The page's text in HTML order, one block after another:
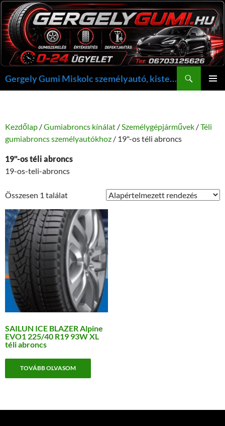
Kilépés
a
tartalomba
Gergely Gumi Miskolc személyautó, kisteherautó gumi szerelés javítás +36703125626 NON-STOP ügyelet, gergelygumi@gergelygumi.hu
Kezdőlap /Gumiabroncs kínálat /Személygépjárművek /Téli
gumiabroncs személyautókhoz / 19"-os téli abroncs
19"-os téli abroncs
19-os-teli-abroncs
Összesen 1 találat
SAILUN ICE BLAZER Alpine
EVO1 225/40 R19 93W XL
téli abroncs
TOVÁBB OLVASOM